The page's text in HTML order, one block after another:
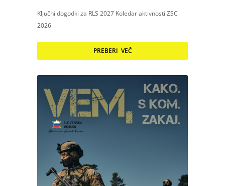
Ključni dogodki za RLS 2027 Koledar aktivnosti ZSC
2026
PREBERI VEČ